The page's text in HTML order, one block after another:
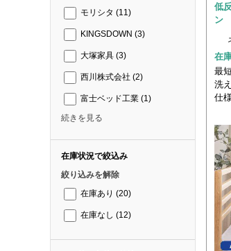
モリシタ (11)
KINGSDOWN (3)
大塚家具 (3)
西川株式会社 (2)
富士ベッド工業 (1)
続きを見る
在庫状況で絞込み
絞り込みを解除
在庫あり (20)
在庫なし (12)
低
ン
在
最短
洗
仕